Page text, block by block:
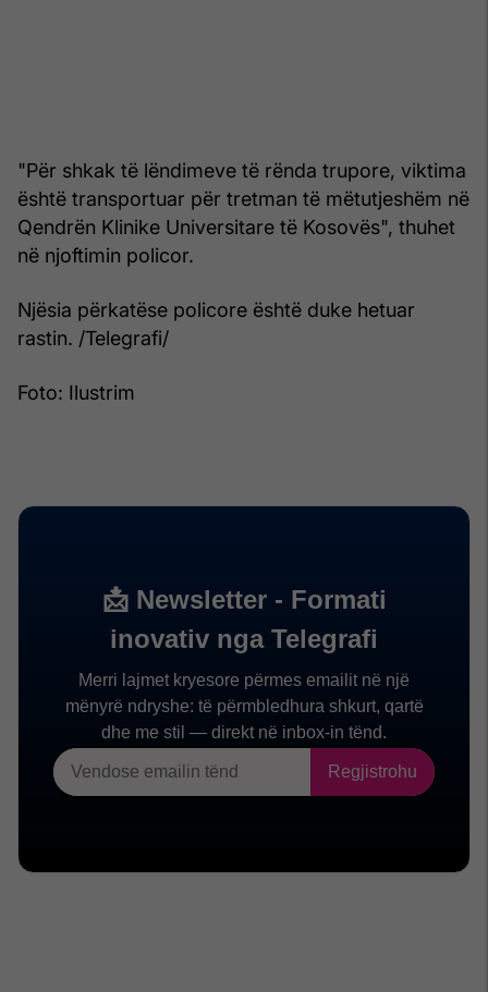
"Për shkak të lëndimeve të rënda trupore, viktima
është transportuar për tretman të mëtutjeshëm në
Qendrën Klinike Universitare të Kosovës", thuhet
në njoftimin policor.
Njësia përkatëse policore është duke hetuar
rastin. /Telegrafi/
Foto: Ilustrim